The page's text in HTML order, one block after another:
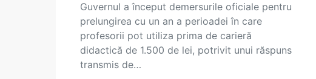
Guvernul a început demersurile oficiale pentru
prelungirea cu un an a perioadei în care
profesorii pot utiliza prima de carieră
didactică de 1.500 de lei, potrivit unui răspuns
transmis de…